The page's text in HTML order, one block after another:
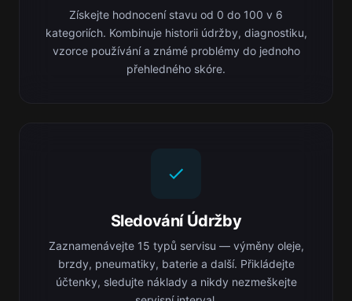
Získejte hodnocení stavu od 0 do 100 v 6
kategoriích. Kombinuje historii údržby, diagnostiku,
vzorce používání a známé problémy do jednoho
přehledného skóre.
Sledování Údržby
Zaznamenávejte 15 typů servisu — výměny oleje,
brzdy, pneumatiky, baterie a další. Přikládejte
účtenky, sledujte náklady a nikdy nezmeškejte